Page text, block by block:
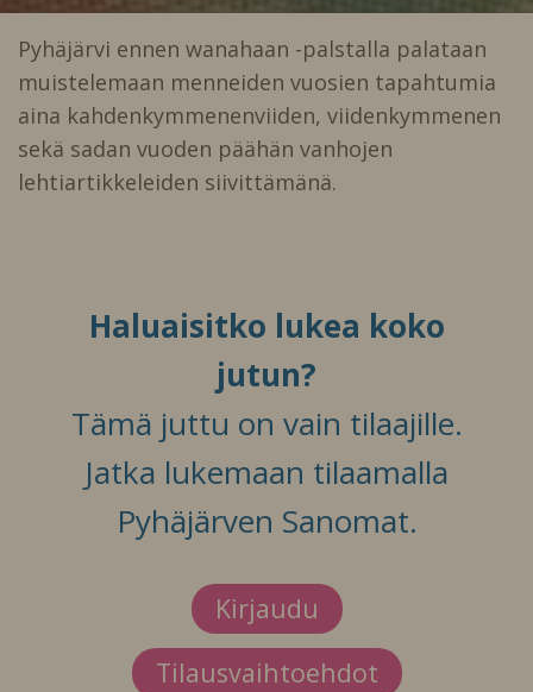
Pyhäjärvi ennen wanahaan -palstalla palataan
muistelemaan menneiden vuosien tapahtumia
aina kahdenkymmenenviiden, viidenkymmenen
sekä sadan vuoden päähän vanhojen
lehtiartikkeleiden siivittämänä.
Haluaisitko lukea koko
jutun?
Tämä juttu on vain tilaajille.
Jatka lukemaan tilaamalla
Pyhäjärven Sanomat.
Kirjaudu
Tilausvaihtoehdot